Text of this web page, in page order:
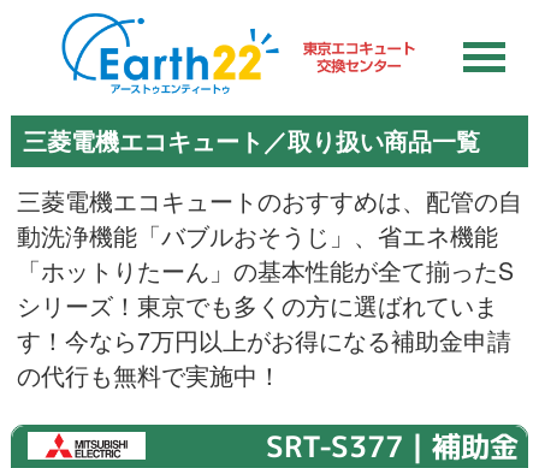
三菱電機エコキュート／取り扱い商品一覧
三菱電機エコキュートのおすすめは、配管の自
動洗浄機能「バブルおそうじ」、省エネ機能
「ホットりたーん」の基本性能が全て揃ったS
シリーズ！東京でも多くの方に選ばれていま
す！今なら7万円以上がお得になる補助金申請
の代行も無料で実施中！
SRT-S377｜補助金